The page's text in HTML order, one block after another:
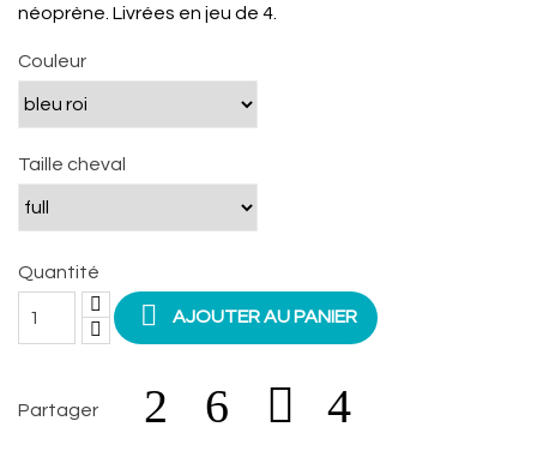
néoprène. Livrées en jeu de 4.
Couleur
Taille cheval
Quantité
 AJOUTER AU PANIER
Partager